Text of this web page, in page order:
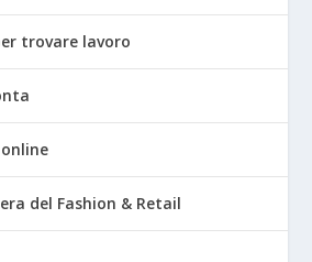
trovare lavoro
del Fashion & Retail